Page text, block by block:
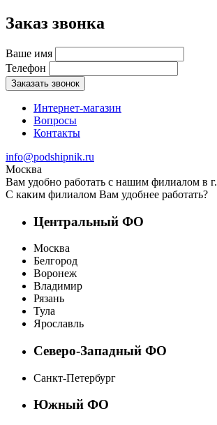
Заказ звонка
Ваше имя
Телефон
Заказать звонок
Интернет-магазин
Вопросы
Контакты
info@podshipnik.ru
Москва
Вам удобно работать с нашим филиалом в г.
С каким филиалом Вам удобнее работать?
Центральный ФО
Москва
Белгород
Воронеж
Владимир
Рязань
Тула
Ярославль
Северо-Западный ФО
Санкт-Петербург
Южный ФО